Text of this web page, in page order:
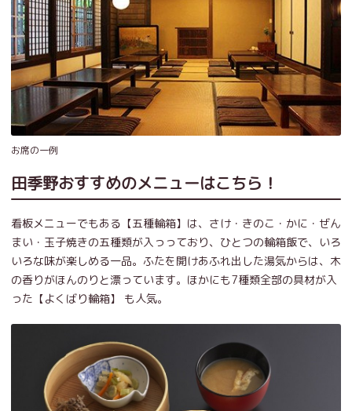
お席の一例
田季野おすすめのメニューはこちら！
看板メニューでもある【五種輪箱】は、さけ・きのこ・かに・ぜん
まい・玉子焼きの五種類が入っっており、ひとつの輪箱飯で、いろ
いろな味が楽しめる一品。ふたを開けあふれ出した湯気からは、木
の香りがほんのりと漂っています。ほかにも7種類全部の具材が入
った【よくばり輪箱】 も人気。